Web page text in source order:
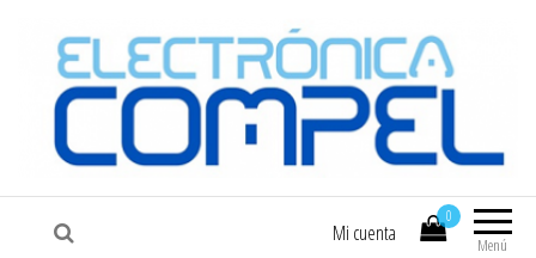
COMPEL Electrónica COMPEL
Menú
0
Mi cuenta